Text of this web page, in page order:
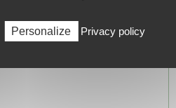
Personalize Privacy policy